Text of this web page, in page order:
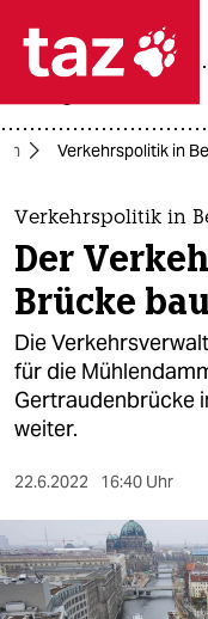

themen
politik
öko
gesellschaft
kultur
sport
berlin
nord
Verkehrspolitik in
Verkehrspolitik in
Der
Brücke
Die
für die
Gertraudenbrücke
weiter.
22.6.2022 16:40 Uhr